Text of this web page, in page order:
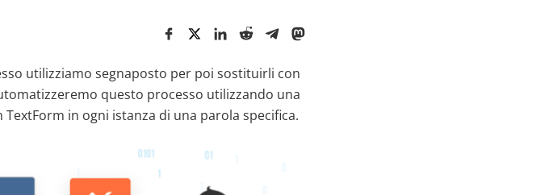
utilizziamo segnaposto per poi sostituirli con
questo processo utilizzando una
TextForm in ogni istanza di una parola specifica.